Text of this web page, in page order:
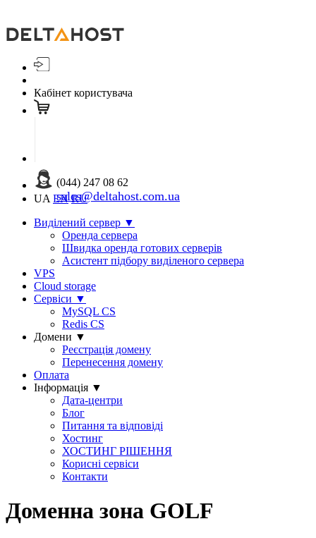
Кабінет користувача
(044) 247 08 62
sales@deltahost.com.ua
UA EN RU
Виділений сервер ▼
Оренда сервера
Швидка оренда готових серверів
Асистент підбору виділеного сервера
VPS
Cloud storage
Сервіси ▼
MySQL CS
Redis CS
Домени ▼
Реєстрація домену
Перенесення домену
Оплата
Інформація ▼
Дата-центри
Блог
Питання та відповіді
Хостинг
ХОСТИНГ РІШЕННЯ
Корисні сервіси
Контакти
Доменна зона GOLF